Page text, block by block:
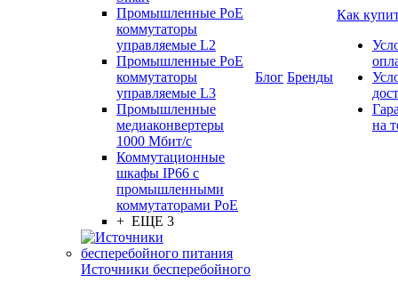
Промышленные PoE
коммутаторы
управляемые L2
Промышленные PoE
коммутаторы
управляемые L3
Промышленные
медиаконвертеры
1000 Мбит/с
Коммутационные
шкафы IP66 c
промышленными
коммутаторами PoE
+ ЕЩЕ 3
Источники бесперебойного
Блог Бренды
Как
на